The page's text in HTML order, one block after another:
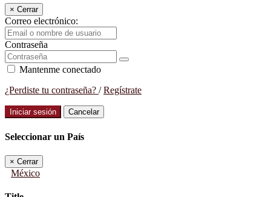
× Cerrar
Correo electrónico:
Contraseña
Mantenme conectado
¿Perdiste tu contraseña? /Regístrate
Iniciar sesión Cancelar
Seleccionar un País
× Cerrar
México